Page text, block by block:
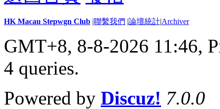
HK Macau Stepwgn Club |聯繫我們 |論壇統計|Archiver
GMT+8, 8-8-2026 11:46,
4 queries.
Powered by Discuz! 7.0.0